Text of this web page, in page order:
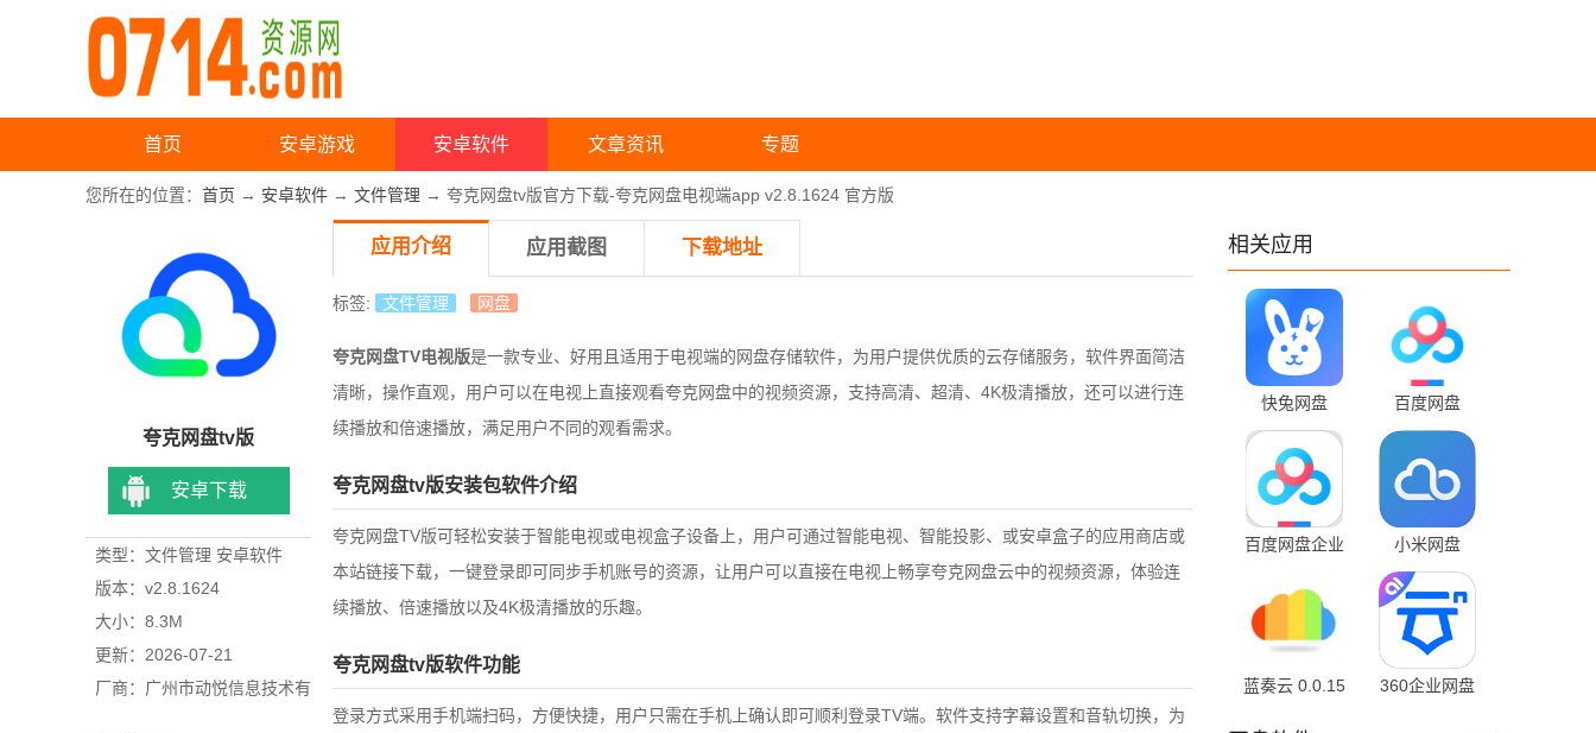
首页 安卓游戏 安卓软件 文章资讯 专题
您所在的位置： 首页 → 安卓软件 → 文件管理 → 夸克网盘tv版官方下载-夸克网盘电视端app v2.8.1624 官方版
夸克网盘tv版
安卓下载
类型：文件管理 安卓软件
版本：v2.8.1624
大小：8.3M
更新：2026-07-21
厂商：广州市动悦信息技术有
应用介绍 应用截图 下载地址
标签: 文件管理 网盘
夸克网盘TV电视版是一款专业、好用且适用于电视端的网盘存储软件， 为用户提供优质的云存储服务，软件界面简洁
清晰，操作直观，用户可以在电视上直接观看夸克网盘中的视频资源，支持高清、超清、4K极清播放，还可以进行连
续播放和倍速播放，满足用户不同的观看需求。
夸克网盘tv版安装包软件介绍
夸克网盘TV版可轻松安装于智能电视或电视盒子设备上，用户可通过智能电视、智能投影、或安卓盒子的应用商店或
本站链接下载，一键登录即可同步手机账号的资源，让用户可以直接在电视上畅享夸克网盘云中的视频资源，体验连
续播放、倍速播放以及4K极清播放的乐趣。
夸克网盘tv版软件功能
登录方式采用手机端扫码，方便快捷，用户只需在手机上确认即可顺利登录TV端。软件支持字幕设置和音轨切换，为
相关应用
快兔网盘
1.1.52 手机版
百度网盘
13.28.9 最新版
百度网盘企业
卓版
小米网盘
12.1.0.10 手机
版
蓝奏云 0.0.15
360企业网盘